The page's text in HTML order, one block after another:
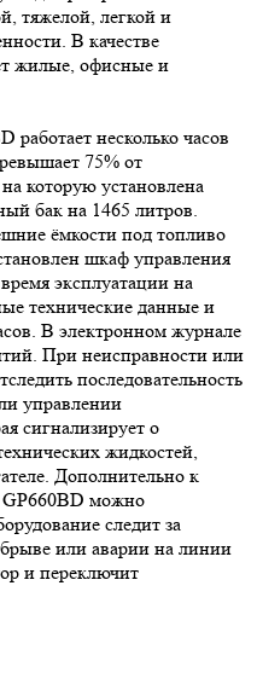
тяжелой, легкой и
В качестве
жилые, офисные и
работает несколько часов
75% от
которую установлена
бак на 1465 литров.
ёмкости под топливо
шкаф управления
эксплуатации на
технические данные и
В электронном журнале
При неисправности или
последовательность
управлении
сигнализирует о
жидкостей,
Дополнительно к
GP660BD можно
следит за
или аварии на линии
и переключит